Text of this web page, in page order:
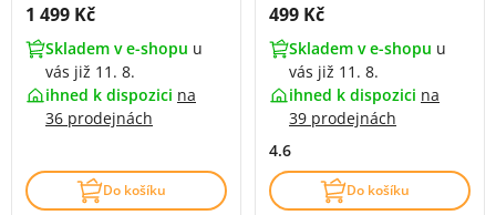
Cena s DPH:
1 499 Kč
Skladem v e-shopu u
vás již 11. 8.
ihned k dispozici na
36 prodejnách
Do košíku
Cena s DPH:
499 Kč
Skladem v e-shopu u
vás již 11. 8.
ihned k dispozici na
39 prodejnách
4.6
Do košíku